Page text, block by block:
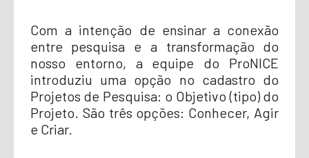
Com a intenção de ensinar a conexão
entre pesquisa e a transformação do
nosso entorno, a equipe do ProNICE
introduziu uma opção no cadastro do
Projetos de Pesquisa: o Objetivo (tipo) do
Projeto. São três opções: Conhecer, Agir
e Criar.